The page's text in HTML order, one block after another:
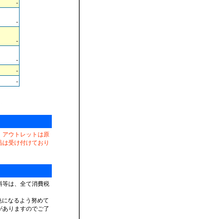
-
-
-
-
-
-
ウトレットは原
受け付けており
は、全て消費税
なるよう努めて
りますのでご了